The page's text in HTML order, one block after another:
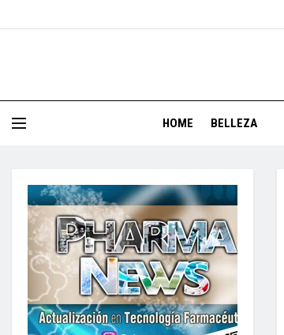
HOME BELLEZA